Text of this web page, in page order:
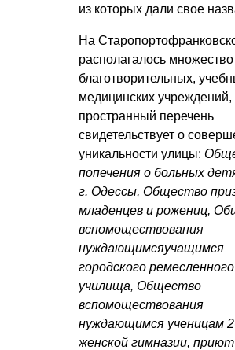
из которых дали свое
На
располагалось множество
благотворительных,
медицинских учреждений,
пространный перечень
свидетельствует о
уникальности улицы:
попечения о больных
г. Одессы, Общество
младенцев и рожениц,
вспомоществования
нуждающимсяучащимся
городского ремесленного
училища, Общество
вспомоществования
нуждающимся ученицам
женской гимназии,